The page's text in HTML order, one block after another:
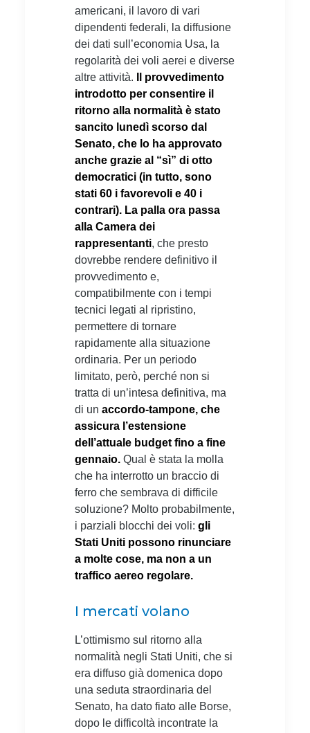
americani, il lavoro di vari
dipendenti federali, la diffusione
dei dati sull’economia Usa, la
regolarità dei voli aerei e diverse
altre attività.
Il provvedimento
introdotto per consentire il
ritorno alla normalità è stato
sancito lunedì scorso dal
Senato, che lo ha approvato
anche grazie al “sì” di otto
democratici (in tutto, sono
stati 60 i favorevoli e 40 i
contrari). La palla ora passa
alla Camera dei
rappresentanti, che presto
dovrebbe rendere definitivo il
provvedimento e,
compatibilmente con i tempi
tecnici legati al ripristino,
permettere di tornare
rapidamente alla situazione
ordinaria. Per un periodo
limitato, però, perché non si
tratta di un’intesa definitiva, ma
di un accordo-tampone, che
assicura l’estensione
dell’attuale budget fino a fine
gennaio. Qual è stata la molla
che ha interrotto un braccio di
ferro che sembrava di difficile
soluzione? Molto probabilmente,
i parziali blocchi dei voli: gli
Stati Uniti possono rinunciare
a molte cose, ma non a un
traffico aereo regolare.
I mercati volano
L’ottimismo sul ritorno alla
normalità negli Stati Uniti, che si
era diffuso già domenica dopo
una seduta straordinaria del
Senato, ha dato fiato alle Borse,
dopo le difficoltà incontrate la